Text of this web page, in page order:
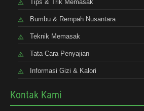
Tips & Trik Memasak
Bumbu & Rempah Nusantara
Teknik Memasak
Tata Cara Penyajian
Informasi Gizi & Kalori
Kontak Kami